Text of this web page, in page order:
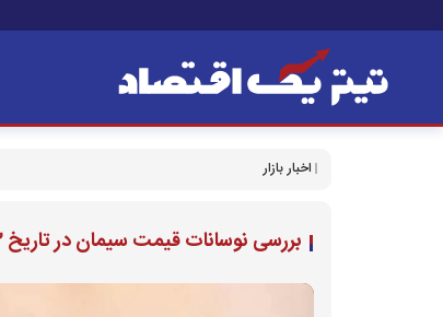
اخبار بازار
بررسی نوسانات قیمت سیمان در تاریخ ۱۳ آبان ۱۴۰۴ + جدول